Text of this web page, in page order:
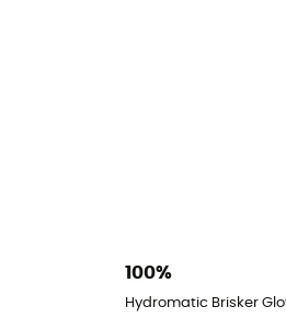
100%
Hydromatic Brisker